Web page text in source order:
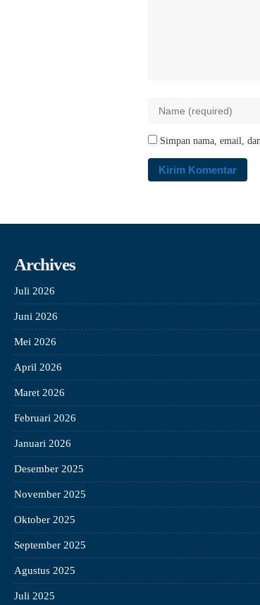
Simpan nama, email,
Archives
Juli 2026
Juni 2026
Mei 2026
April 2026
Maret 2026
Februari 2026
Januari 2026
Desember 2025
November 2025
Oktober 2025
September 2025
Agustus 2025
Juli 2025